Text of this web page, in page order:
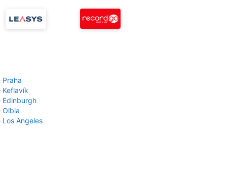
Praha
Keflavík
Edinburgh
Olbia
Los Angeles